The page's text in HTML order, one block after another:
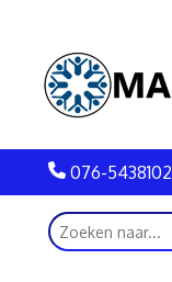
076-5438102